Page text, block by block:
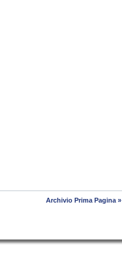
Archivio Prima Pagina »